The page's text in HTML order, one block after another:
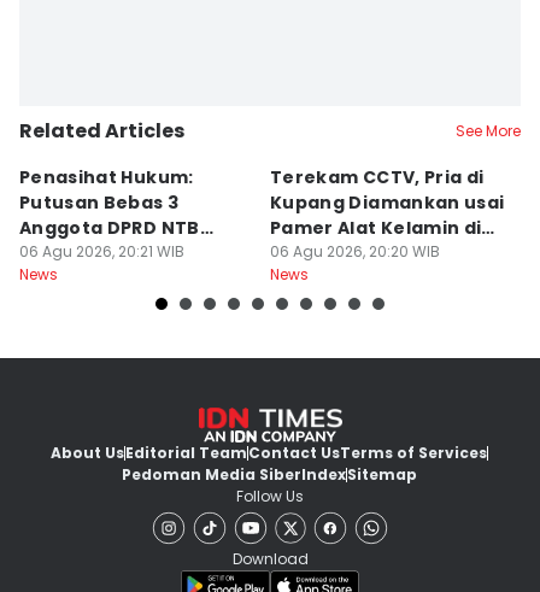
Related Articles See More
Penasihat Hukum:
Putusan Bebas 3
Anggota DPRD NTB
Bersifat Final
06 Agu 2026, 20:21 WIB
News
Terekam CCTV, Pria di
Kupang Diamankan usai
Pamer Alat Kelamin di
Kios
06 Agu 2026, 20:20 WIB
News
About UsEditorial TeamContact UsTerms of Services
Pedoman Media SiberIndexSitemap
Follow Us
Download